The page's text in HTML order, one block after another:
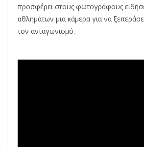
προσφέρει στους φωτογράφους
αθλημάτων μια κάμερα για να
τον ανταγωνισμό.